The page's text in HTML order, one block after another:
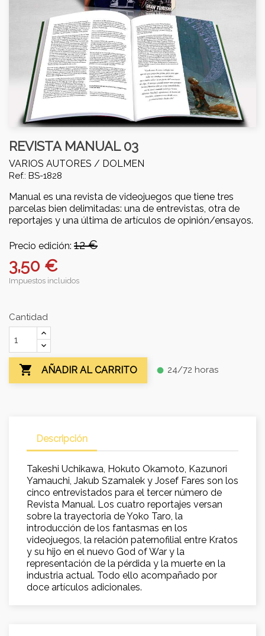
REVISTA MANUAL 03
VARIOS AUTORES / DOLMEN
Ref.: BS-1828
Manual es una revista de videojuegos que tiene tres
parcelas bien delimitadas: una de entrevistas, otra de
reportajes y una última de artículos de opinión/ensayos.
Precio edición: 12 €
3,50 €
Impuestos incluidos
Cantidad
 AÑADIR AL CARRITO fiber_manual_record 24/72 horas
Descripción
Takeshi Uchikawa, Hokuto Okamoto, Kazunori
Yamauchi, Jakub Szamalek y Josef Fares son los
cinco entrevistados para el tercer número de
Revista Manual. Los cuatro reportajes versan
sobre la trayectoria de Yoko Taro, la
introducción de los fantasmas en los
videojuegos, la relación paternofilial entre Kratos
y su hijo en el nuevo God of War y la
representación de la pérdida y la muerte en la
industria actual. Todo ello acompañado por
doce artículos adicionales.